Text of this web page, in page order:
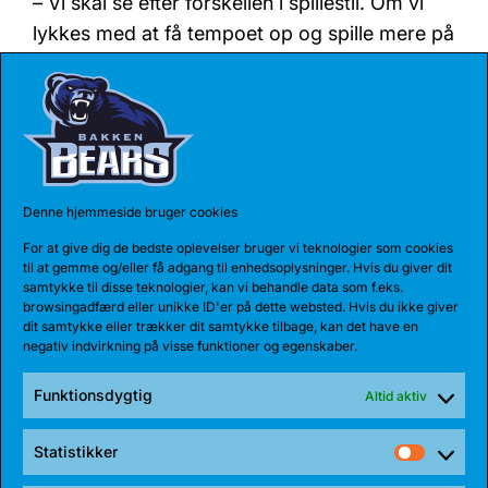
Denne hjemmeside bruger cookies
For at give dig de bedste oplevelser bruger vi teknologier som cookies
til at gemme og/eller få adgang til enhedsoplysninger. Hvis du giver dit
samtykke til disse teknologier, kan vi behandle data som f.eks.
browsingadfærd eller unikke ID'er på dette websted. Hvis du ikke giver
dit samtykke eller trækker dit samtykke tilbage, kan det have en
negativ indvirkning på visse funktioner og egenskaber.
Funktionsdygtig Altid aktiv
Statistikker
lykkes med at få tempoet op og spille mere på
Bears-hold, som man så mod Holbæk, siger
træneren.
Cocktailsi Aarhus.
Køb billetter tilførste hjemmekamp i BCL her
Kampfakta: